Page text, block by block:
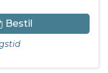
Bestil